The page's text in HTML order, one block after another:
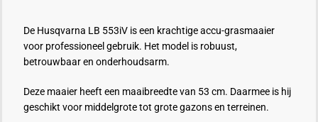
De Husqvarna LB 553iV is een krachtige accu-grasmaaier
voor professioneel gebruik. Het model is robuust,
betrouwbaar en onderhoudsarm.
Deze maaier heeft een maaibreedte van 53 cm. Daarmee is hij
geschikt voor middelgrote tot grote gazons en terreinen.